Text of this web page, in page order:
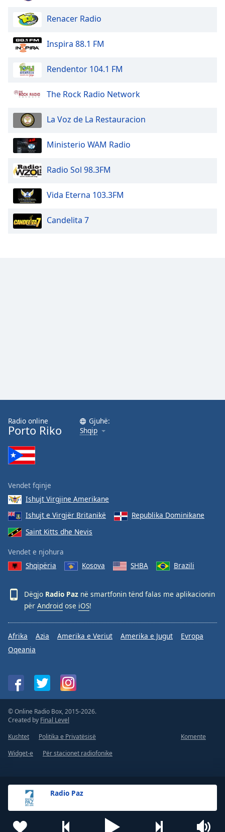
Radio Paz
Renacer Radio
Inspira 88.1 FM
Rendentor 104.1 FM
The Rock Radio Network
La Voz de La Restauracion
Ministerio WAM Radio
Radio Sol 98.3FM
Vida Eterna 103.3FM
Candelita 7
Radio online
Porto Riko
Gjuhë:
Shqip
Vendet fqinje
Ishujt Virgjine Amerikane
Ishujt e Virgjër Britanikë
Republika Dominikane
Saint Kitts dhe Nevis
Vendet e njohura
Shqipëria
Kosova SHBA Brazili
Dëgjo Radio Paz në smartfonin tënd falas me aplikacionin
për Android ose iOS!
Afrika Azia Amerika e Veriut Amerika e Jugut
Evropa
Oqeania
© Online Radio Box, 2015-2026.
Created by Final Level
Kushtet
Politika e Privatësisë
Komente
Widget-e
Për stacionet radiofonike